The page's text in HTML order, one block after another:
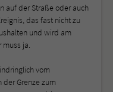
auf der Straße oder auch
das fast nicht zu
und wird am
muss ja.
vom
der Grenze zum